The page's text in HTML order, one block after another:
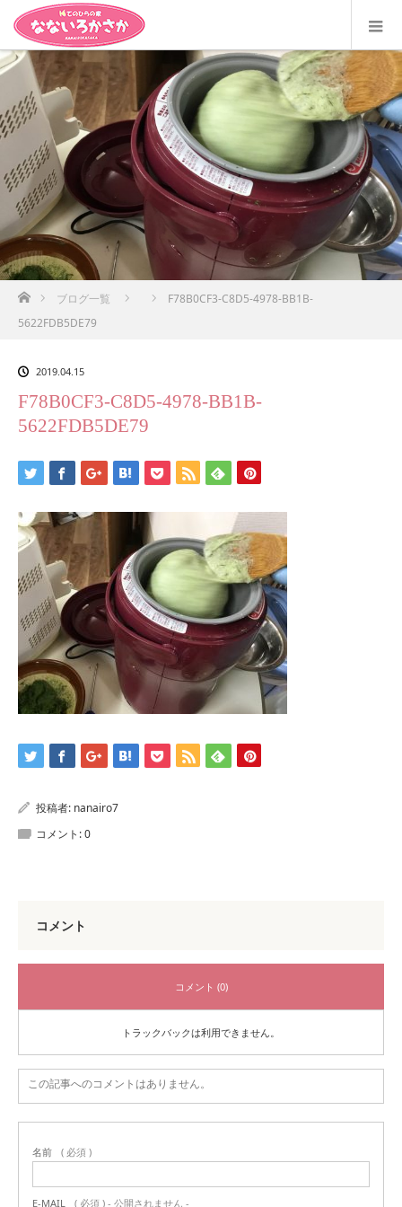
ホームブログ一覧
F78B0CF3-C8D5-4978-BB1B-
5622FDB5DE79
2019.04.15
F78B0CF3-C8D5-4978-BB1B-
5622FDB5DE79
投稿者: nanairo7
コメント:0
コメント
コメント (0)
トラックバックは利用できません。
この記事へのコメントはありません。
名前 ( 必須 )
E-MAIL ( 必須 ) - 公開されません -